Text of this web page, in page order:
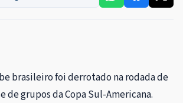
brasileiro foi derrotado na rodada de
de grupos da Copa Sul-Americana.